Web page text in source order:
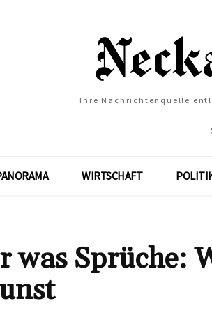
Ihre Nachrichtenquelle
WIRTSCHAFT
Sprüche: